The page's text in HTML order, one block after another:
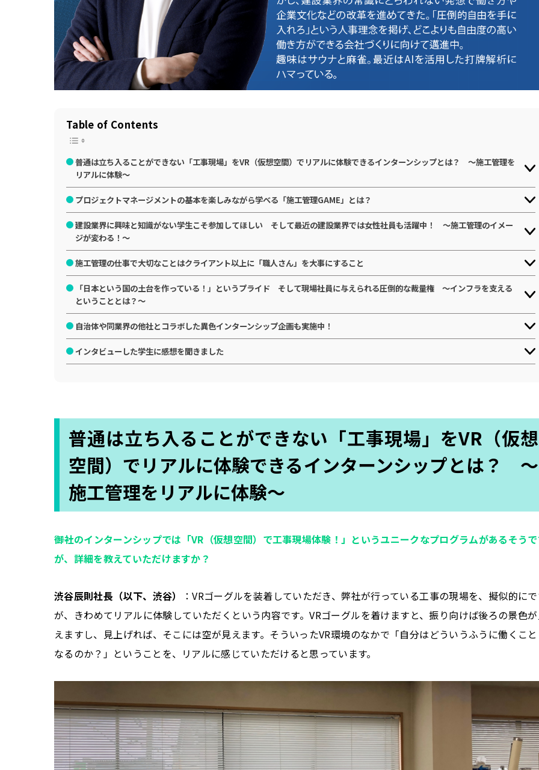
Table of Contents
普通は立ち入ることができない「工事現場」をVR（仮想空間）でリアルに体験できるインターンシップとは？ ～施工管理を
リアルに体験～
プロジェクトマネージメントの基本を楽しみながら学べる「施工管理GAME」とは？
建設業界に興味と知識がない学生こそ参加してほしい そして最近の建設業界では女性社員も活躍中！ ～施工管理のイメー
ジが変わる！～
施工管理の仕事で大切なことはクライアント以上に「職人さん」を大事にすること
「日本という国の土台を作っている！」というプライド そして現場社員に与えられる圧倒的な裁量権 ～インフラを支える
ということとは？～
自治体や同業界の他社とコラボした異色インターンシップ企画も実施中！
インタビューした学生に感想を聞きました
普通は立ち入ることができない「工事現場」をVR（仮想
空間）でリアルに体験できるインターンシップとは？
～
施工管理をリアルに体験～
――御社のインターンシップでは「VR（仮想空間）で工事現場体験！」というユニークなプログラムがあるそう
が、詳細を教えていただけますか？
渋谷辰則社長（以下、渋谷）
：VRゴーグルを装着していただき、弊社が行っている工事の現場を、擬似的に
が、きわめてリアルに体験していただくという内容です。VRゴーグルを着けますと、振り向けば後ろの景色
えますし、見上げれば、そこには空が見えます。そういったVR環境のなかで「自分はどういうふうに働くこ
なるのか？」ということを、リアルに感じていただけると思っています。